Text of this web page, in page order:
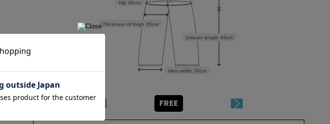
Inseam length 66cm
Hem width 30cm
Thickness of thigh 35cm
Hip 96cm
FREE